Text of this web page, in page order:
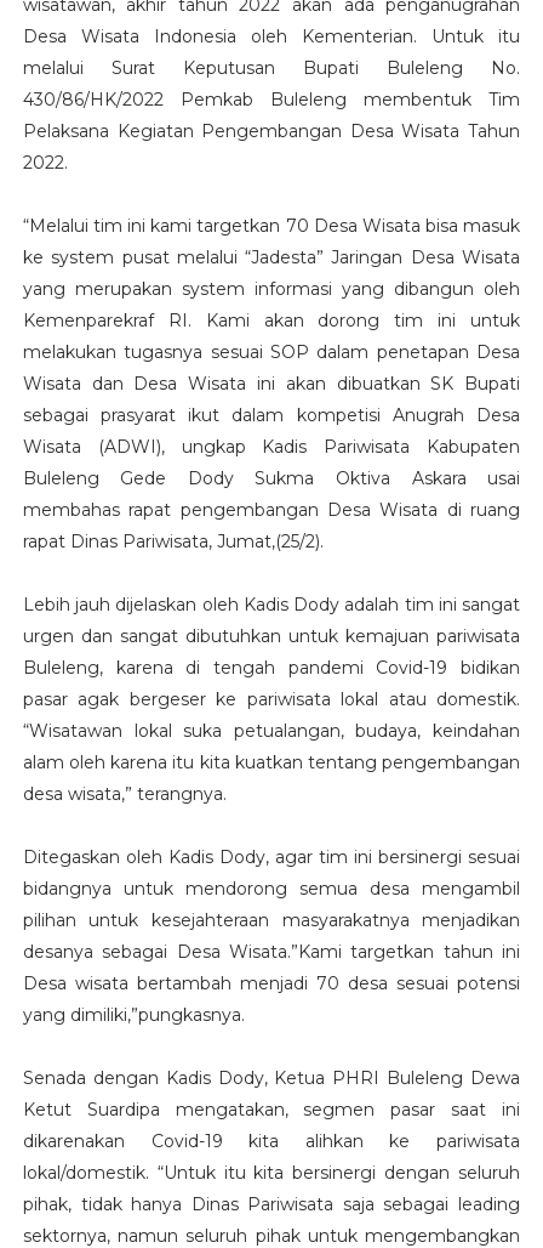
Desa Wisata Indonesia oleh Kementerian. Untuk itu
melalui Surat Keputusan Bupati Buleleng No.
430/86/HK/2022 Pemkab Buleleng membentuk Tim
Pelaksana Kegiatan Pengembangan Desa Wisata Tahun
2022.
“Melalui tim ini kami targetkan 70 Desa Wisata bisa masuk
ke system pusat melalui “Jadesta” Jaringan Desa Wisata
yang merupakan system informasi yang dibangun oleh
Kemenparekraf RI. Kami akan dorong tim ini untuk
melakukan tugasnya sesuai SOP dalam penetapan Desa
Wisata dan Desa Wisata ini akan dibuatkan SK Bupati
sebagai prasyarat ikut dalam kompetisi Anugrah Desa
Wisata (ADWI), ungkap Kadis Pariwisata Kabupaten
Buleleng Gede Dody Sukma Oktiva Askara usai
membahas rapat pengembangan Desa Wisata di ruang
rapat Dinas Pariwisata, Jumat,(25/2).
Lebih jauh dijelaskan oleh Kadis Dody adalah tim ini sangat
urgen dan sangat dibutuhkan untuk kemajuan pariwisata
Buleleng, karena di tengah pandemi Covid-19 bidikan
pasar agak bergeser ke pariwisata lokal atau domestik.
“Wisatawan lokal suka petualangan, budaya, keindahan
alam oleh karena itu kita kuatkan tentang pengembangan
desa wisata,” terangnya.
Ditegaskan oleh Kadis Dody, agar tim ini bersinergi sesuai
bidangnya untuk mendorong semua desa mengambil
pilihan untuk kesejahteraan masyarakatnya menjadikan
desanya sebagai Desa Wisata.”Kami targetkan tahun ini
Desa wisata bertambah menjadi 70 desa sesuai potensi
yang dimiliki,”pungkasnya.
Senada dengan Kadis Dody, Ketua PHRI Buleleng Dewa
Ketut Suardipa mengatakan, segmen pasar saat ini
dikarenakan Covid-19 kita alihkan ke pariwisata
lokal/domestik. “Untuk itu kita bersinergi dengan seluruh
pihak, tidak hanya Dinas Pariwisata saja sebagai leading
sektornya, namun seluruh pihak untuk mengembangkan